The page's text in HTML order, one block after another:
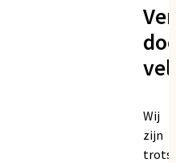
Wij
zijn
trots